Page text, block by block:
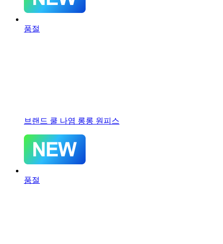
품절
브랜드 쿨 나염 롱롱 원피스
품절